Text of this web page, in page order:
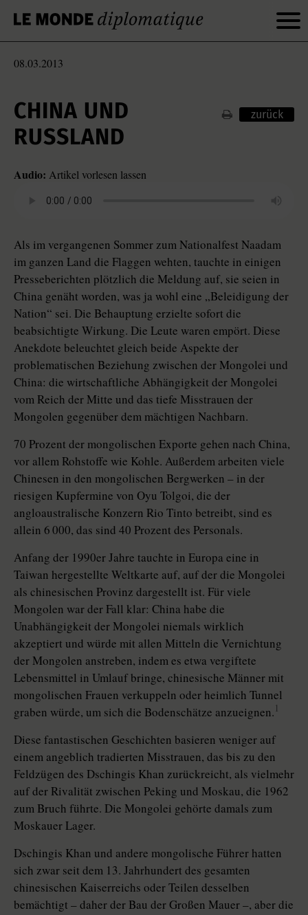
08.03.2013
CHINA UND
RUSSLAND
zurück
Audio: Artikel vorlesen lassen
Als im vergangenen Sommer zum Nationalfest Naadam
im ganzen Land die Flaggen wehten, tauchte in einigen
Presseberichten plötzlich die Meldung auf, sie seien in
China genäht worden, was ja wohl eine „Beleidigung der
Nation“ sei. Die Behauptung erzielte sofort die
beabsichtigte Wirkung. Die Leute waren empört. Diese
Anekdote beleuchtet gleich beide Aspekte der
problematischen Beziehung zwischen der Mongolei und
China: die wirtschaftliche Abhängigkeit der Mongolei
vom Reich der Mitte und das tiefe Misstrauen der
Mongolen gegenüber dem mächtigen Nachbarn.
70 Prozent der mongolischen Exporte gehen nach China,
vor allem Rohstoffe wie Kohle. Außerdem arbeiten viele
Chinesen in den mongolischen Bergwerken – in der
riesigen Kupfermine von Oyu Tolgoi, die der
angloaustralische Konzern Rio Tinto betreibt, sind es
allein 6 000, das sind 40 Prozent des Personals.
Anfang der 1990er Jahre tauchte in Europa eine in
Taiwan hergestellte Weltkarte auf, auf der die Mongolei
als chinesischen Provinz dargestellt ist. Für viele
Mongolen war der Fall klar: China habe die
Unabhängigkeit der Mongolei niemals wirklich
akzeptiert und würde mit allen Mitteln die Vernichtung
der Mongolen anstreben, indem es etwa vergiftete
Lebensmittel in Umlauf bringe, chinesische Männer mit
mongolischen Frauen verkuppeln oder heimlich Tunnel
graben würde, um sich die Bodenschätze anzueignen. 1
Diese fantastischen Geschichten basieren weniger auf
einem angeblich tradierten Misstrauen, das bis zu den
Feldzügen des Dschingis Khan zurückreicht, als vielmehr
auf der Rivalität zwischen Peking und Moskau, die 1962
zum Bruch führte. Die Mongolei gehörte damals zum
Moskauer Lager.
Dschingis Khan und andere mongolische Führer hatten
sich zwar seit dem 13. Jahrhundert des gesamten
chinesischen Kaiserreichs oder Teilen desselben
bemächtigt – daher der Bau der Großen Mauer –, aber die